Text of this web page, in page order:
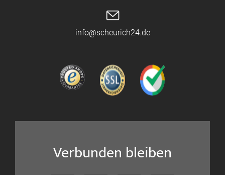
info@scheurich24.de
Verbunden bleiben